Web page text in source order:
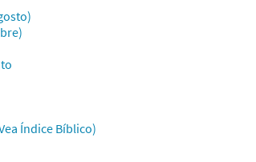
Índice Bíblico)